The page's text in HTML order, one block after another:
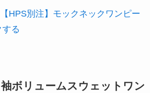
HPS別注】モックネックワンピー
る
ボリュームスウェットワン